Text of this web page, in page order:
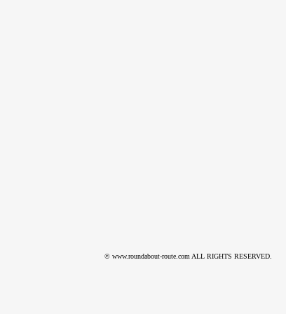
© www.roundabout-route.com ALL RIGHTS RESERVED.